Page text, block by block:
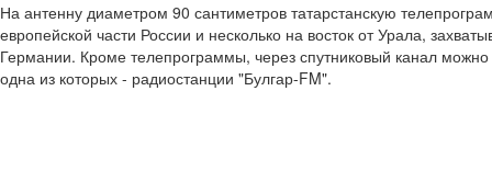
На антенну диаметром 90 сантиметров татарстанскую
европейской части России и несколько на восток от Урала,
Германии. Кроме телепрограммы, через спутниковый канал
одна из которых - радиостанции "Булгар-FM".